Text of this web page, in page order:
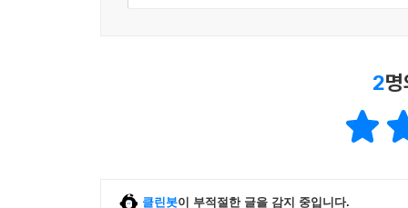
2
클린봇이 부적절한 글을 감지 중입니다.